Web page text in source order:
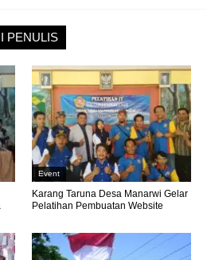
PENULIS
Event
Karang Taruna Desa Manarwi Gelar
Pelatihan Pembuatan Website